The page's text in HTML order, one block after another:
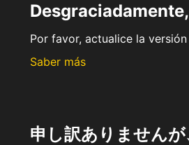
Por favor, actualice la
Saber más
申し訳ありません